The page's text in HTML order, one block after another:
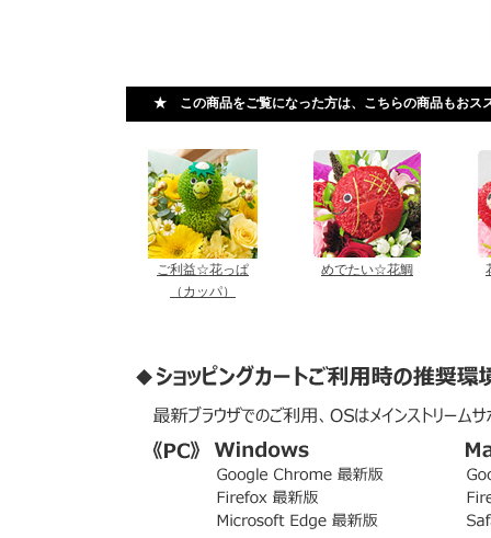
★ この商品をご覧になった方は、こちらの商品もお
ご利益☆花っぱ
（カッパ）
めでたい☆花鯛